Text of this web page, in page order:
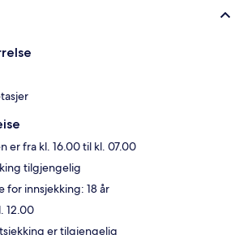
er fra kl. 16.00 til kl. 07.00
tilgjengelig
for innsjekking: 18 år
12.00
er tilgjengelig